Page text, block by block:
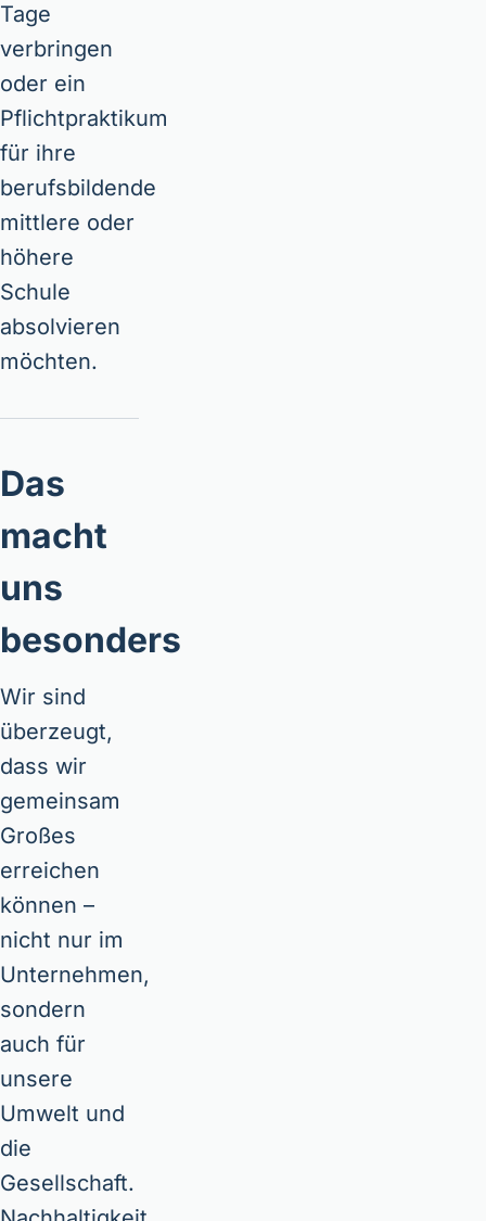
Tage
verbringen
oder ein
Pflichtpraktikum
für ihre
berufsbildende
mittlere oder
höhere
Schule
absolvieren
möchten.
Das
macht
uns
besonders
Wir sind
überzeugt,
dass wir
gemeinsam
Großes
erreichen
können –
nicht nur im
Unternehmen,
sondern
auch für
unsere
Umwelt und
die
Gesellschaft.